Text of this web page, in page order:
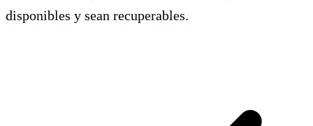
disponibles y sean recuperables.